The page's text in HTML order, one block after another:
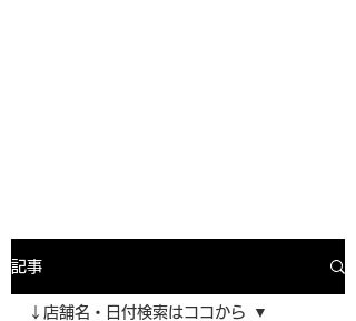
記事
↓店舗名・日付検索はココから